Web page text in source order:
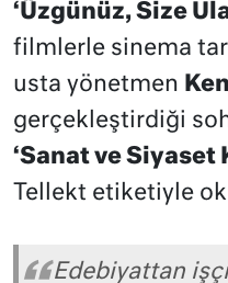
‘Üzgünüz, Size
filmlerle sinema
usta yönetmen
gerçekleştirdiği
‘Sanat ve Siyaset
Tellekt etiketiyle
Edebiyattan